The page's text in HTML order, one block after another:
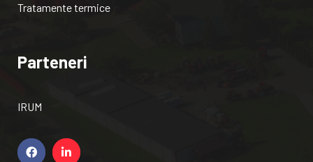
Tratamente termice
Parteneri
IRUM